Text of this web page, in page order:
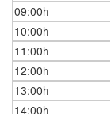
09:00h
10:00h
11:00h
12:00h
13:00h
14:00h